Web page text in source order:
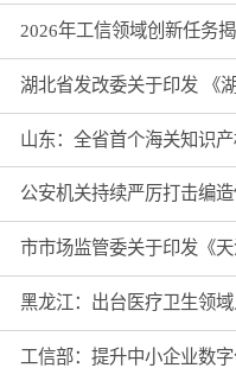
2026年工信领域创新任务
工信部：提升中小企业数